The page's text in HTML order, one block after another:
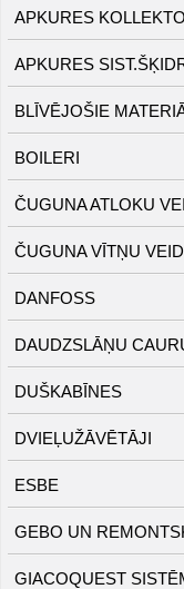
APKURES
APKURES
BLĪVĒJOŠIE
BOILERI
ČUGUNA ATLOKU
ČUGUNA VĪTŅU
DANFOSS
DAUDZSLĀŅU
DUŠKABĪNES
DVIEĻUŽĀVĒTĀJI
ESBE
GEBO UN
GIACOQUEST